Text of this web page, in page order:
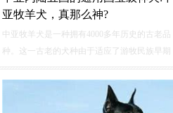
亚牧羊犬，真那么神?
中亚牧羊犬是一种拥有4000多年历史的古老品
种。这一古老的犬种由于适应了游牧民族早期
醒上来看，中亚牧羊犬是一种大型的犬种，而
且也是一种非常优秀的护卫犬种，对待主人则